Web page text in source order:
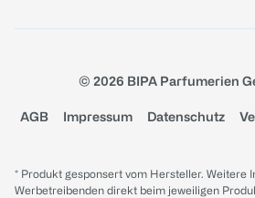
© 2026 BIPA Parfumerien
AGB Impressum Datenschutz
* Produkt gesponsert vom Hersteller. Weitere
Werbetreibenden direkt beim jeweiligen